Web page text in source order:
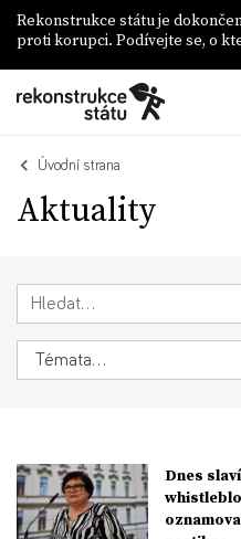
Rekonstrukce státu je
proti korupci. Podívejte se, o
Úvodní strana
Aktuality
Dnes